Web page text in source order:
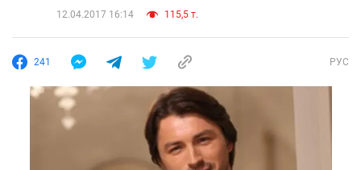
12.04.2017 16:14
115,5 т.
241 РУС